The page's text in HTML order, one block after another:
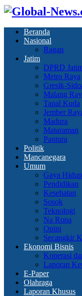
Beranda
Nasional
Ragan
Jatim
DPRD
Metro Raya
Gresik-
Malang
Tapal Kuda
Jember
Madura
Mataraman
Pantura
Politik
Mancanegara
Umum
Gaya Hidup
Pendidikan
Kesehatan
Sosok
Teknologi
Na Rona
Opini
Secangkir
Ekonomi Bisnis
Koperasi
Laporan
E-Paper
Olahraga
Laporan Khusus